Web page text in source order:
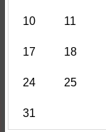
10 11
17 18
24 25
31